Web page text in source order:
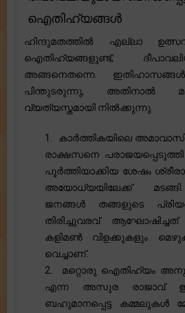
ഐതിഹ്യങ്ങൾ
ഹിന്ദുമതത്തിൽ എല്ലാ
ഐതിഹ്യങ്ങളുണ്ട്,
അങ്ങനെതന്നെ.
പിന്തുടരുന്നു, അതിനാൽ
വ്യത്യസ്തമായി നിൽക്കുന്നു.
1. കാർത്തികയിലെ
രാക്ഷസനെ
പൂർത്തിയാക്കിയ ശേഷം
അയോധ്യയിലേക്ക്
ജനങ്ങൾ തങ്ങളുടെ
തിരിച്ചുവരവ്
കളിമൺ വിളക്കുകളും
വെച്ചാണ്.
2. മറ്റൊരു ഐതിഹ്യം
എന്ന അസുര രാജാവ്
ബഹുമാനപ്പെട്ട കമ്മലുകൾ